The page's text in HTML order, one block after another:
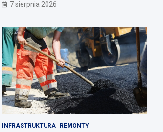
7 sierpnia 2026
INFRASTRUKTURA REMONTY